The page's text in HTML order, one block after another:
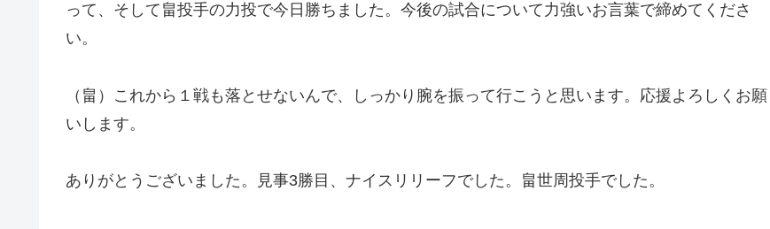
って、そして畠投手の力投で今日勝ちました。今後の試合について力強いお言葉で締めてくださ
い。
（畠）これから１戦も落とせないんで、しっかり腕を振って行こうと思います。応援よろしくお願
いします。
ありがとうございました。見事3勝目、ナイスリリーフでした。畠世周投手でした。